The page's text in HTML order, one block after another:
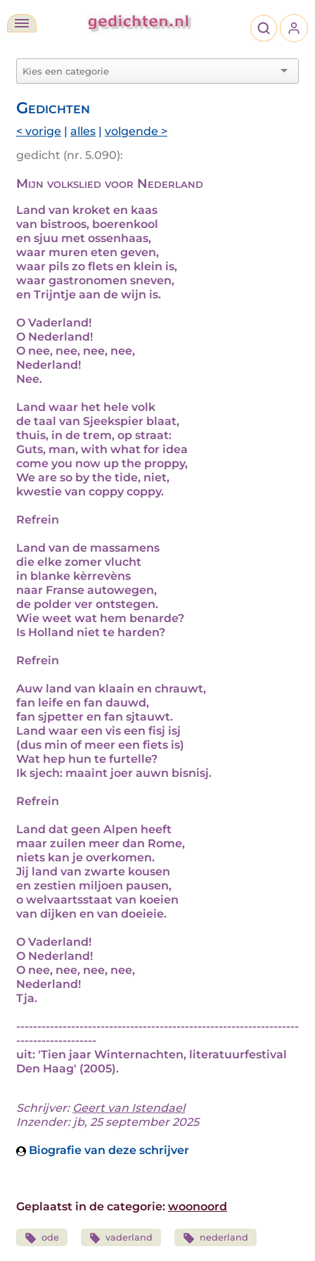
Gedichten
< vorige | alles | volgende >
gedicht (nr. 5.090):
Mijn volkslied voor Nederland
Land van kroket en kaas
van bistroos, boerenkool
en sjuu met ossenhaas,
waar muren eten geven,
waar pils zo flets en klein is,
waar gastronomen sneven,
en Trijntje aan de wijn is.
O Vaderland!
O Nederland!
O nee, nee, nee, nee,
Nederland!
Nee.
Land waar het hele volk
de taal van Sjeekspier blaat,
thuis, in de trem, op straat:
Guts, man, with what for idea
come you now up the proppy,
We are so by the tide, niet,
kwestie van coppy coppy.
Refrein
Land van de massamens
die elke zomer vlucht
in blanke kèrrevèns
naar Franse autowegen,
de polder ver ontstegen.
Wie weet wat hem benarde?
Is Holland niet te harden?
Refrein
Auw land van klaain en chrauwt,
fan leife en fan dauwd,
fan sjpetter en fan sjtauwt.
Land waar een vis een fisj isj
(dus min of meer een fiets is)
Wat hep hun te furtelle?
Ik sjech: maaint joer auwn bisnisj.
Refrein
Land dat geen Alpen heeft
maar zuilen meer dan Rome,
niets kan je overkomen.
Jij land van zwarte kousen
en zestien miljoen pausen,
o welvaartsstaat van koeien
van dijken en van doeieie.
O Vaderland!
O Nederland!
O nee, nee, nee, nee,
Nederland!
Tja.
-------------------------------------------------------------------
-------------------
uit: 'Tien jaar Winternachten, literatuurfestival
Den Haag' (2005).
Schrijver: Geert van Istendael
Inzender: jb, 25 september 2025
Biografie van deze schrijver
Geplaatst in de categorie: woonoord
ode vaderland nederland